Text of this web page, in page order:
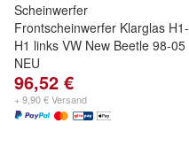
Scheinwerfer
Frontscheinwerfer Klarglas H1-
H1 links VW New Beetle 98-05
NEU
96,52 €
+ 9,90 € Versand